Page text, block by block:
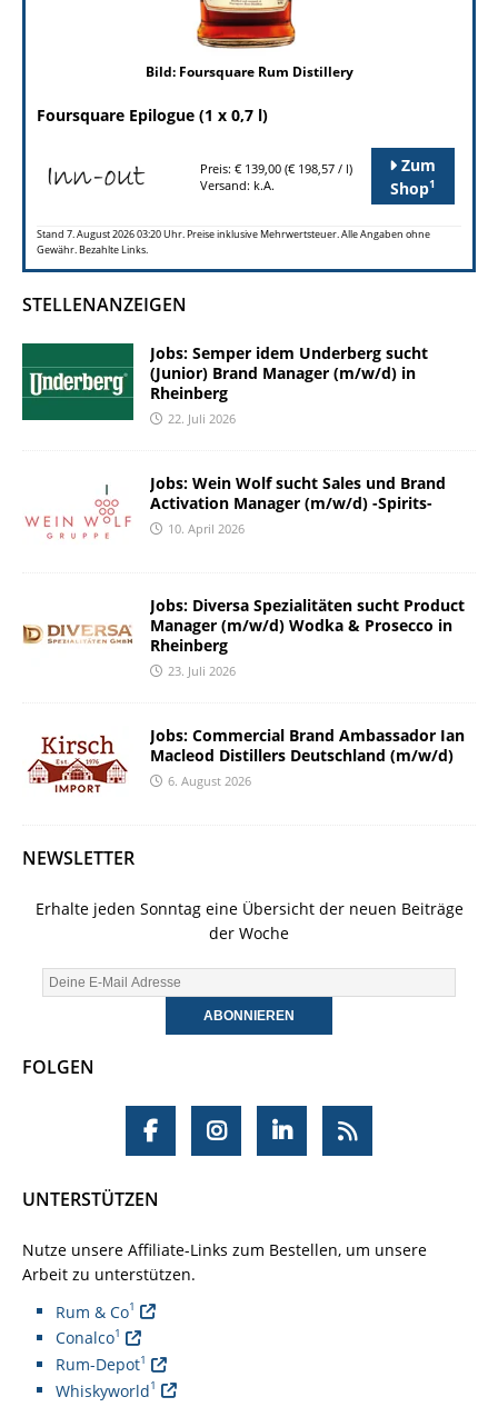
Bild: Foursquare Rum Distillery
Foursquare Epilogue (1 x 0,7 l)
Preis: € 139,00 (€ 198,57 / l)
Versand: k.A.
Zum
Shop1
Stand 7. August 2026 03:20 Uhr. Preise inklusive Mehrwertsteuer. Alle Angaben ohne
Gewähr. Bezahlte Links.
STELLENANZEIGEN
Jobs: Semper idem Underberg sucht
(Junior) Brand Manager (m/w/d) in
Rheinberg
22. Juli 2026
Jobs: Wein Wolf sucht Sales und Brand
Activation Manager (m/w/d) -Spirits-
10. April 2026
Jobs: Diversa Spezialitäten sucht Product
Manager (m/w/d) Wodka & Prosecco in
Rheinberg
23. Juli 2026
Jobs: Commercial Brand Ambassador Ian
Macleod Distillers Deutschland (m/w/d)
6. August 2026
NEWSLETTER
Erhalte jeden Sonntag eine Übersicht der neuen Beiträge
der Woche
FOLGEN
UNTERSTÜTZEN
Nutze unsere Affiliate-Links zum Bestellen, um unsere
Arbeit zu unterstützen.
Rum & Co1
Conalco1
Rum-Depot1
Whiskyworld1